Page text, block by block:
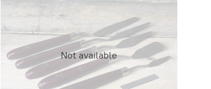
Not available